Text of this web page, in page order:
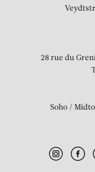
28 rue du
Soho /